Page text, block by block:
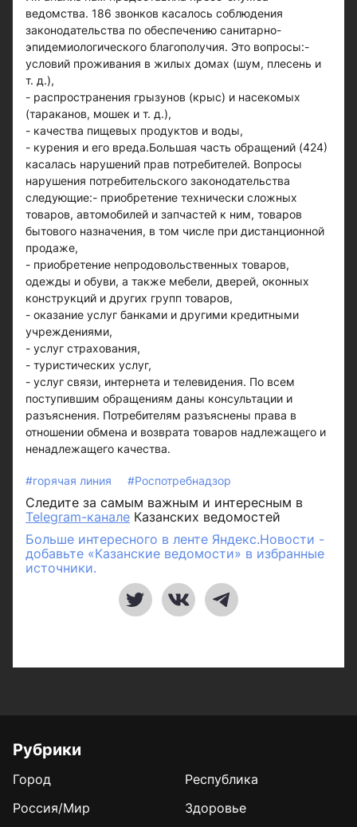
ведомства. 186 звонков касалось соблюдения
законодательства по обеспечению санитарно-
эпидемиологического благополучия. Это вопросы:-
условий проживания в жилых домах (шум, плесень и
т. д.),
- распространения грызунов (крыс) и насекомых
(тараканов, мошек и т. д.),
- качества пищевых продуктов и воды,
- курения и его вреда.Большая часть обращений (424)
касалась нарушений прав потребителей. Вопросы
нарушения потребительского законодательства
следующие:- приобретение технически сложных
товаров, автомобилей и запчастей к ним, товаров
бытового назначения, в том числе при дистанционной
продаже,
- приобретение непродовольственных товаров,
одежды и обуви, а также мебели, дверей, оконных
конструкций и других групп товаров,
- оказание услуг банками и другими кредитными
учреждениями,
- услуг страхования,
- туристических услуг,
- услуг связи, интернета и телевидения. По всем
поступившим обращениям даны консультации и
разъяснения. Потребителям разъяснены права в
отношении обмена и возврата товаров надлежащего и
ненадлежащего качества.
#горячая линия #Роспотребнадзор
Следите за самым важным и интересным в
Telegram-канале Казанских ведомостей
Больше интересного в ленте Яндекс.Новости -
добавьте «Казанские ведомости» в избранные
источники.
Рубрики
Город
Республика
Россия/Мир
Здоровье